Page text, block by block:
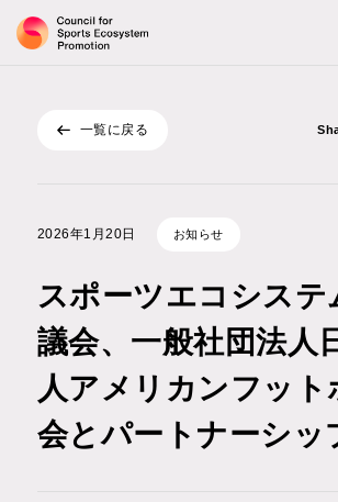
トップ
お知らせ
公表物
記事 / コラム
一覧に戻る
2026年1⽉20⽇ お知らせ
スポーツエコシステ
議会、一般社団法人
人アメリカンフット
会とパートナーシッ